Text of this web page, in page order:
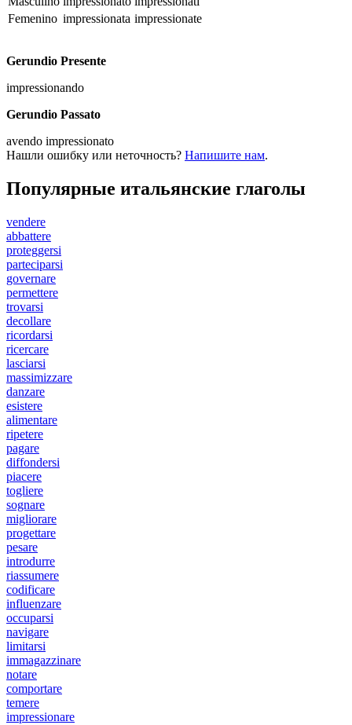
Femenino impressionata impressionate
Gerundio Presente
impressionando
Gerundio Passato
avendo impressionato
Нашли ошибку или неточность? Напишите нам.
Популярные итальянские глаголы
vendere
abbattere
proteggersi
parteciparsi
governare
permettere
trovarsi
decollare
ricordarsi
ricercare
lasciarsi
massimizzare
danzare
esistere
alimentare
ripetere
pagare
diffondersi
piacere
togliere
sognare
migliorare
progettare
pesare
introdurre
riassumere
codificare
influenzare
occuparsi
navigare
limitarsi
immagazzinare
notare
comportare
temere
impressionare